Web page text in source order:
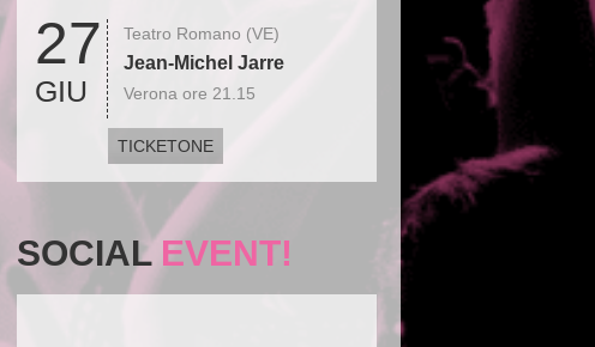
27
GIU
Teatro Romano (VE)
Jean-Michel Jarre
Verona ore 21.15
TICKETONE
SOCIALEVENT!